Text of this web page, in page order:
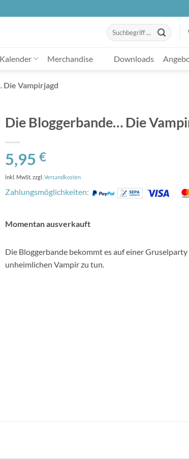
Suche
nach:
Kalender Merchandise Downloads
Die Vampirjagd
Die Bloggerbande… Die
5,95 €
inkl. MwSt. zzgl. Versandkosten
Zahlungsmöglichkeiten:
Momentan ausverkauft
Die Bloggerbande bekommt es auf einer
unheimlichen Vampir zu tun.